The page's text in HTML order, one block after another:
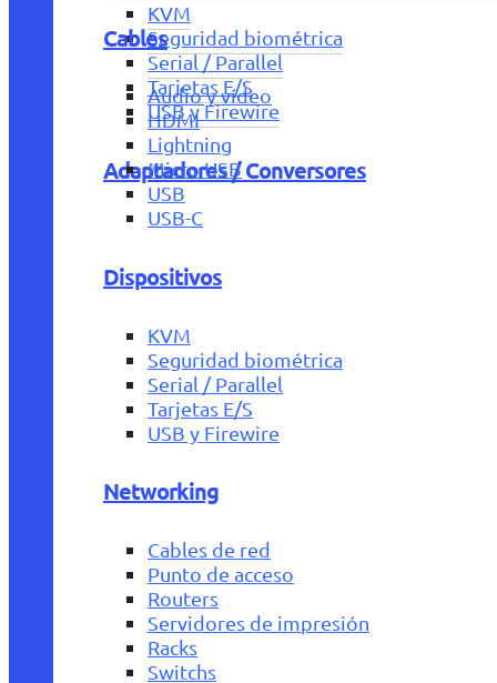
KVM
Seguridad biométrica
Serial / Parallel
Tarjetas E/S
USB y Firewire
Adaptadores / Conversores
Cables
Audio y vídeo
HDMI
Lightning
Micro USB
USB
USB-C
Dispositivos
KVM
Seguridad biométrica
Serial / Parallel
Tarjetas E/S
USB y Firewire
Networking
Cables de red
Punto de acceso
Routers
Servidores de impresión
Racks
Switchs